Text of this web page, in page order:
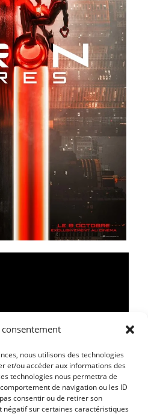
nous utilisons des technologies
et/ou accéder aux informations des
technologies nous permettra de
de navigation ou les ID
consentir ou de retirer son
sur certaines caractéristiques
22 OCTOBRE AU 4